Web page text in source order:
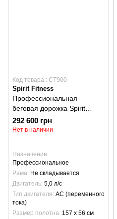
Код товара:: CT900
Spirit Fitness
Профессиональная
беговая дорожка Spirit
CT900
292 600 грн
Нет в наличии
Назначение
Профессиональное
Рама Не складывается
Двигатель 5,0 л/с
Тип двигателя AC (переменного
тока)
Размер полотна 157 х 56 см